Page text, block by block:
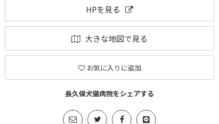
HPを見る
大きな地図で見る
お気に入りに追加
長久保犬猫病院をシェアする